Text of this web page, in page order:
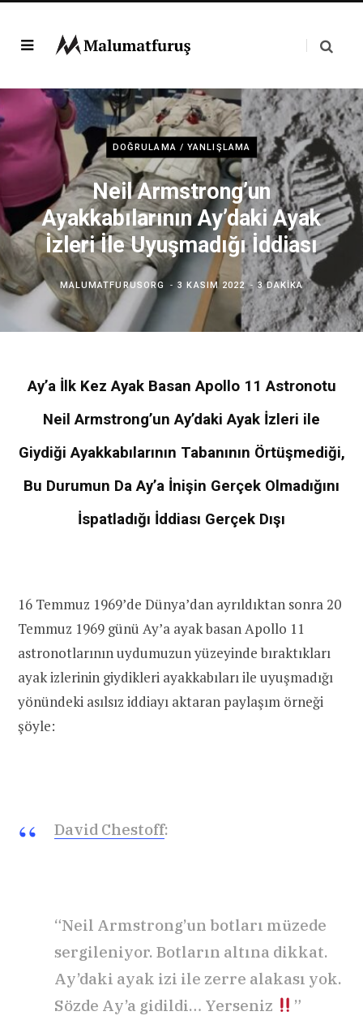
DOĞRULAMA / YANLIŞLAMA
Neil Armstrong’un
Ayakkabılarının Ay’daki Ayak
İzleri İle Uyuşmadığı İddiası
MALUMATFURUSORG 3 KASIM 2022 3 DAKIKA
Ay’a İlk Kez Ayak Basan Apollo 11 Astronotu
Neil Armstrong’un Ay’daki Ayak İzleri ile
Giydiği Ayakkabılarının Tabanının Örtüşmediği,
Bu Durumun Da Ay’a İnişin Gerçek Olmadığını
İspatladığı İddiası Gerçek Dışı
16 Temmuz 1969’de Dünya’dan ayrıldıktan sonra 20
Temmuz 1969 günü Ay’a ayak basan Apollo 11
astronotlarının uydumuzun yüzeyinde bıraktıkları
ayak izlerinin giydikleri ayakkabıları ile uyuşmadığı
yönündeki asılsız iddiayı aktaran paylaşım örneği
şöyle:
David Chestoff:
“Neil Armstrong’un botları müzede
sergileniyor. Botların altına dikkat.
Ay’daki ayak izi ile zerre alakası yok.
Sözde Ay’a gidildi… Yerseniz
”